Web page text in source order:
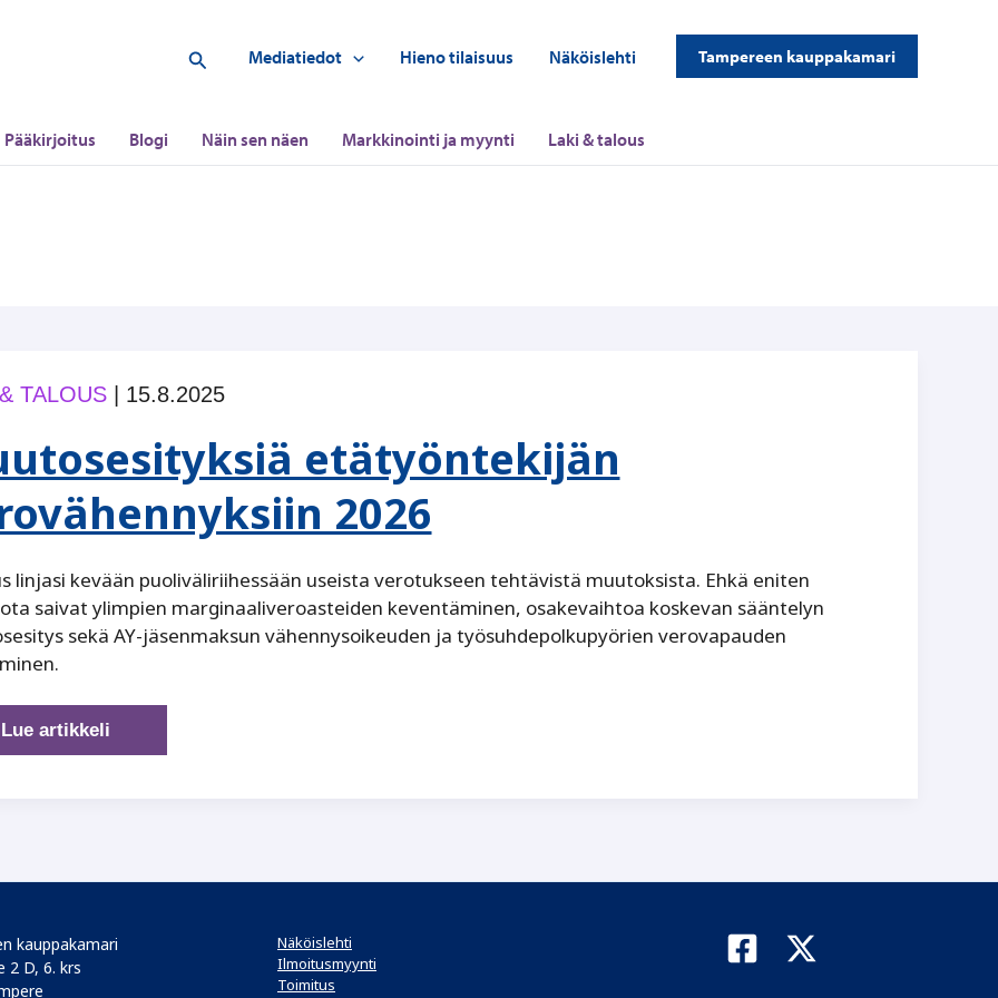
Hae Mediatiedot Hieno tilaisuus Näköislehti Tampereen kauppakamari
Pääkirjoitus Blogi Näin sen näen Markkinointi ja myynti Laki & talous
TALOUS| 15.8.2025
etätyöntekijän
2026
linjasi kevään puoliväliriihessään useista verotukseen tehtävistä muutoksista. Ehkä eniten
saivat ylimpien marginaaliveroasteiden keventäminen, osakevaihtoa koskevan sääntelyn
sekä AY-jäsenmaksun vähennysoikeuden ja työsuhdepolkupyörien verovapauden
Muutosesityksiä
etätyöntekijän
Lue artikkeli
kauppakamari
2 D, 6. krs
Näköislehti
Ilmoitusmyynti
Toimitus